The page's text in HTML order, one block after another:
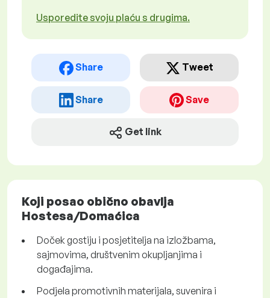
Usporedite svoju plaću s drugima.
Share Tweet
Share Save
Get link
Koji posao obično obavlja
Hostesa/Domaćica
Doček gostiju i posjetitelja na izložbama,
sajmovima, društvenim okupljanjima i
događajima.
Podjela promotivnih materijala, suvenira i